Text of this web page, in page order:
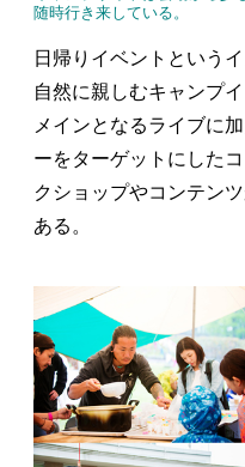
随時行き来している。
日帰りイベントという
自然に親しむキャンプ
メインとなるライブに
ーをターゲットにした
クショップやコンテン
ある。